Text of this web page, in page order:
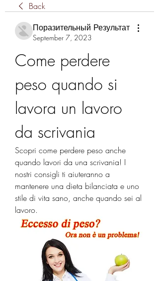
Back
Поразительный Результат
September 7, 2023
Come perdere
peso quando si
lavora un lavoro
da scrivania
Scopri come perdere peso anche
quando lavori da una scrivania! I
nostri consigli ti aiuteranno a
mantenere una dieta bilanciata e uno
stile di vita sano, anche quando sei al
lavoro.